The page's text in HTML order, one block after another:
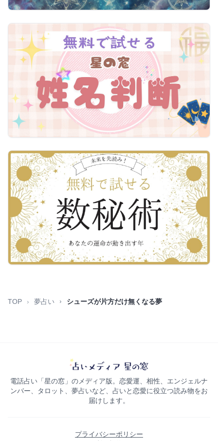
TOP 夢占い シューズが片方だけ無くなる夢
電話占い「星の窓」のメディア版。恋愛運、相性、エンジェルナ
ンバー、タロット、夢占いなど、占いと恋愛に役立つ読み物をお
届けします。
プライバシーポリシー